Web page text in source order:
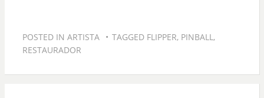
POSTED IN ARTISTA TAGGED FLIPPER, PINBALL,
RESTAURADOR